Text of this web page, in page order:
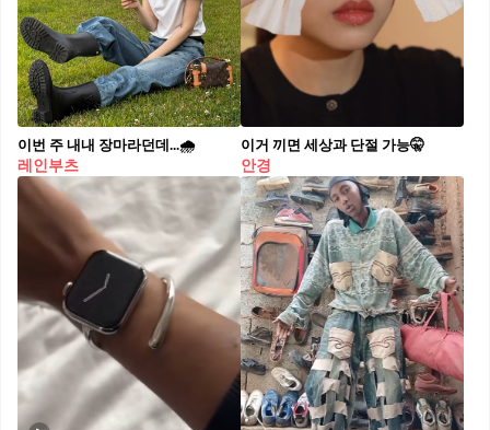
이번 주 내내 장마라던데...🌧️
레인부츠
이거 끼면 세상과 단절 가능🤫
안경